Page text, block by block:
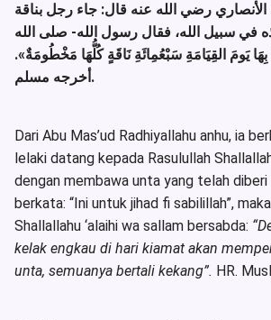
رضي الله عنه قال: جاء رجل بناقة
في سبيل الله، فقال رسول الله- صلى الله
يَومَ القِيَامَةِ سَبْعُمِائَةِ نَاقَةٍ كُلُّهَا مَخْطُومَةٌ».
أخرجه مسلم.
Dari Abu Mas’ud Radhiyallahu anhu, ia
lelaki datang kepada Rasulullah
dengan membawa unta yang telah
berkata: “Ini untuk jihad fi sabilillah”,
Shallallahu ‘alaihi wa sallam bersabda:
kelak engkau di hari kiamat akan
unta, semuanya bertali kekang”. HR.